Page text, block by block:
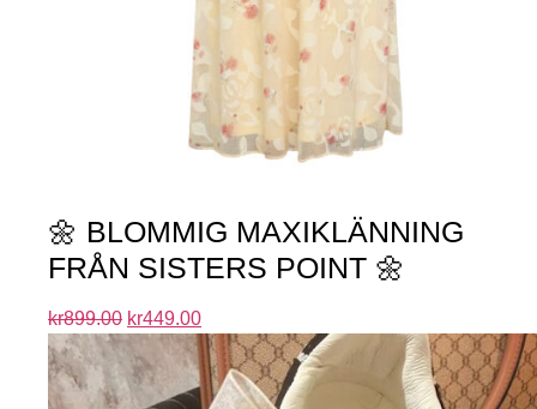
🌼 BLOMMIG MAXIKLÄNNING
FRÅN SISTERS POINT 🌼
kr899.00 kr449.00